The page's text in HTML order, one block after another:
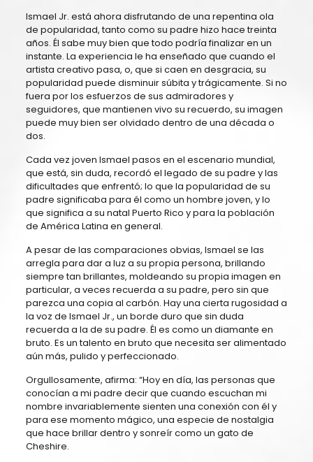
Ismael Jr. está ahora disfrutando de una repentina ola
de popularidad, tanto como su padre hizo hace treinta
años. Él sabe muy bien que todo podría finalizar en un
instante. La experiencia le ha enseñado que cuando el
artista creativo pasa, o, que si caen en desgracia, su
popularidad puede disminuir súbita y trágicamente. Si no
fuera por los esfuerzos de sus admiradores y
seguidores, que mantienen vivo su recuerdo, su imagen
puede muy bien ser olvidado dentro de una década o
dos.
Cada vez joven Ismael pasos en el escenario mundial,
que está, sin duda, recordó el legado de su padre y las
dificultades que enfrentó; lo que la popularidad de su
padre significaba para él como un hombre joven, y lo
que significa a su natal Puerto Rico y para la población
de América Latina en general.
A pesar de las comparaciones obvias, Ismael se las
arregla para dar a luz a su propia persona, brillando
siempre tan brillantes, moldeando su propia imagen en
particular, a veces recuerda a su padre, pero sin que
parezca una copia al carbón. Hay una cierta rugosidad a
la voz de Ismael Jr., un borde duro que sin duda
recuerda a la de su padre. Él es como un diamante en
bruto. Es un talento en bruto que necesita ser alimentado
aún más, pulido y perfeccionado.
Orgullosamente, afirma: “Hoy en día, las personas que
conocían a mi padre decir que cuando escuchan mi
nombre invariablemente sienten una conexión con él y
para ese momento mágico, una especie de nostalgia
que hace brillar dentro y sonreír como un gato de
Cheshire.